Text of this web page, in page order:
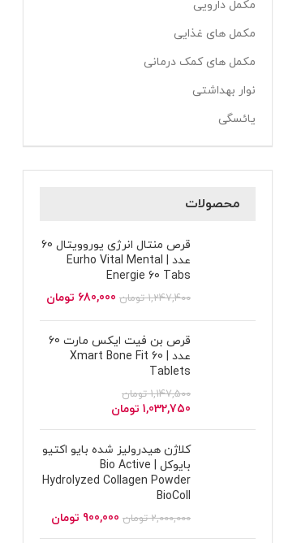
مکمل دارویی
مکمل های غذایی
مکمل های کمک درمانی
نوار بهداشتی
یائسگی
محصولات
قرص منتال انرژی یوروویتال 60
عدد | Eurho Vital Mental
Energie 60 Tabs
1,247,400 تومان 680,000 تومان
قرص بن فیت ایکس مارت 60
عدد | Xmart Bone Fit 60
Tablets
1,147,500 تومان
1,032,750 تومان
کلاژن هیدرولیز شده بایو اکتیو
بایوکل | Bio Active
Hydrolyzed Collagen Powder
BioColl
2,000,000 تومان 900,000 تومان